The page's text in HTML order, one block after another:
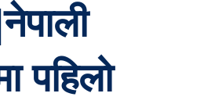
पहिलो